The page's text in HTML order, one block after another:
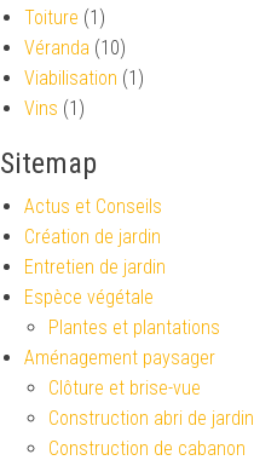
Toiture (1)
Véranda (10)
Viabilisation (1)
Vins (1)
Sitemap
Actus et Conseils
Création de jardin
Entretien de jardin
Espèce végétale
Plantes et plantations
Aménagement paysager
Clôture et brise-vue
Construction abri de jardin
Construction de cabanon